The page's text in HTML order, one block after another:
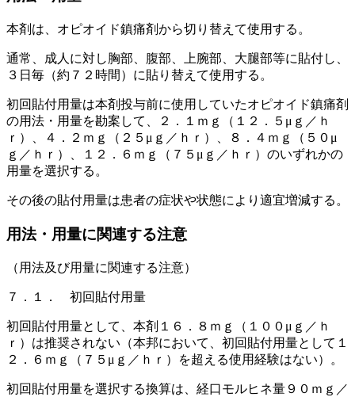
本剤は、オピオイド鎮痛剤から切り替えて使用する。
通常、成人に対し胸部、腹部、上腕部、大腿部等に貼付し、
３日毎（約７２時間）に貼り替えて使用する。
初回貼付用量は本剤投与前に使用していたオピオイド鎮痛剤
の用法・用量を勘案して、２．１ｍｇ（１２．５μｇ／ｈ
ｒ）、４．２ｍｇ（２５μｇ／ｈｒ）、８．４ｍｇ（５０μ
ｇ／ｈｒ）、１２．６ｍｇ（７５μｇ／ｈｒ）のいずれかの
用量を選択する。
その後の貼付用量は患者の症状や状態により適宜増減する。
用法・用量に関連する注意
（用法及び用量に関連する注意）
７．１． 初回貼付用量
初回貼付用量として、本剤１６．８ｍｇ（１００μｇ／ｈ
ｒ）は推奨されない（本邦において、初回貼付用量として１
２．６ｍｇ（７５μｇ／ｈｒ）を超える使用経験はない）。
初回貼付用量を選択する換算は、経口モルヒネ量９０ｍｇ／